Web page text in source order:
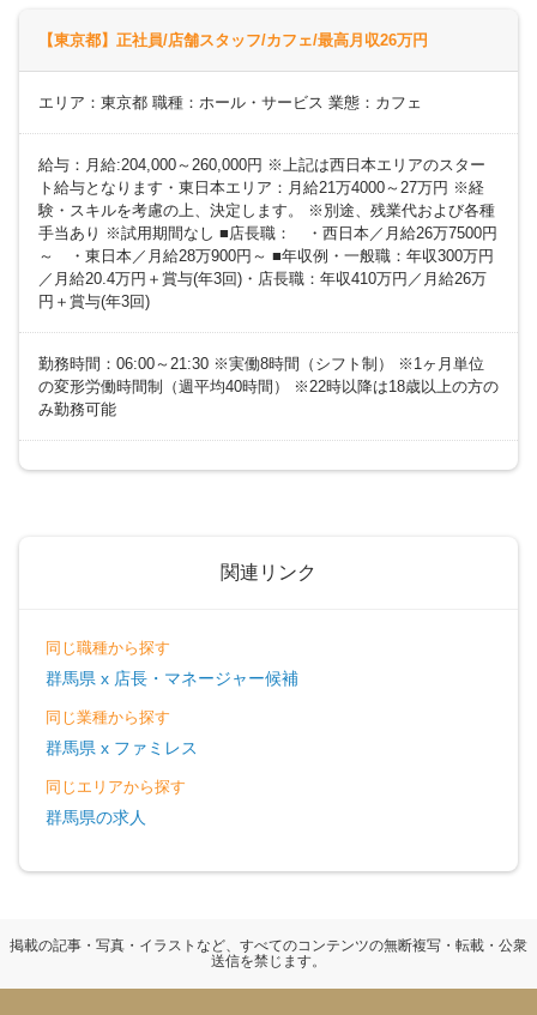
【東京都】正社員/店舗スタッフ/カフェ/最高月収26万円
エリア：東京都 職種：ホール・サービス 業態：カフェ
給与：月給:204,000～260,000円 ※上記は西日本エリアのスター
ト給与となります・東日本エリア：月給21万4000～27万円 ※経
験・スキルを考慮の上、決定します。 ※別途、残業代および各種
手当あり ※試用期間なし ■店長職： ・西日本／月給26万7500円
～ ・東日本／月給28万900円～ ■年収例・一般職：年収300万円
／月給20.4万円＋賞与(年3回)・店長職：年収410万円／月給26万
円＋賞与(年3回)
勤務時間：06:00～21:30 ※実働8時間（シフト制） ※1ヶ月単位
の変形労働時間制（週平均40時間） ※22時以降は18歳以上の方の
み勤務可能
関連リンク
同じ職種から探す
群馬県 x 店長・マネージャー候補
同じ業種から探す
群馬県 x ファミレス
同じエリアから探す
群馬県の求人
掲載の記事・写真・イラストなど、すべてのコンテンツの無断複写・転載・公衆
送信を禁じます。